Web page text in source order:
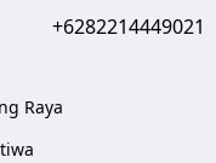
+6282214449021
Raya